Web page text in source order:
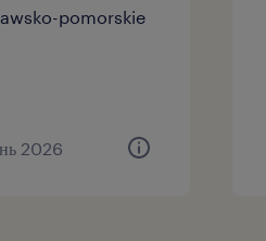
pomorskie
2026